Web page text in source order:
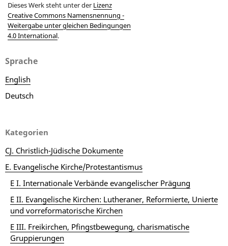
Dieses Werk steht unter der Lizenz
Creative Commons Namensnennung -
Weitergabe unter gleichen Bedingungen
4.0 International.
Sprache
English
Deutsch
Kategorien
CJ. Christlich-Jüdische Dokumente
E. Evangelische Kirche/Protestantismus
E I. Internationale Verbände evangelischer Prägung
E II. Evangelische Kirchen: Lutheraner, Reformierte, Unierte
und vorreformatorische Kirchen
E III. Freikirchen, Pfingstbewegung, charismatische
Gruppierungen